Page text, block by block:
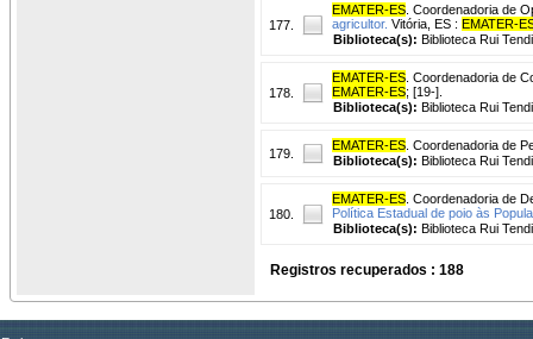
177.
EMATER-ES . Coordenadoria de
agricultor. Vitória, ES : EMATER-
Biblioteca(s): Biblioteca Rui
178.
EMATER-ES . Coordenadoria de
EMATER-ES; [19-].
Biblioteca(s): Biblioteca Rui
179.
EMATER-ES . Coordenadoria de
Biblioteca(s): Biblioteca Rui
180.
EMATER-ES . Coordenadoria de
Política Estadual de poio às
Biblioteca(s): Biblioteca Rui
Registros recuperados : 188